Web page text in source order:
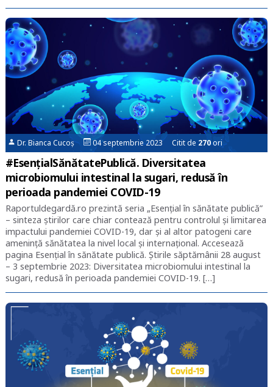
Dr. Bianca Cucoș 04 septembrie 2023 Citit de 270ori
#EsențialSănătatePublică. Diversitatea
microbiomului intestinal la sugari, redusă în
perioada pandemiei COVID-19
Raportuldegardă.ro prezintă seria „Esențial în sănătate publică”
– sinteza știrilor care chiar contează pentru controlul și limitarea
impactului pandemiei COVID-19, dar și al altor patogeni care
amenință sănătatea la nivel local și internațional. Accesează
pagina Esențial în sănătate publică. Știrile săptămânii 28 august
– 3 septembrie 2023: Diversitatea microbiomului intestinal la
sugari, redusă în perioada pandemiei COVID-19. […]